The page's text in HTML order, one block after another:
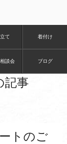
て 着付け
談会 ブログ
記事
トのご